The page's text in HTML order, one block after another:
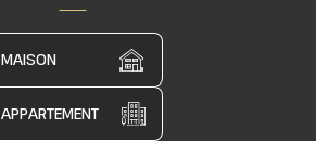
MAISON
APPARTEMENT